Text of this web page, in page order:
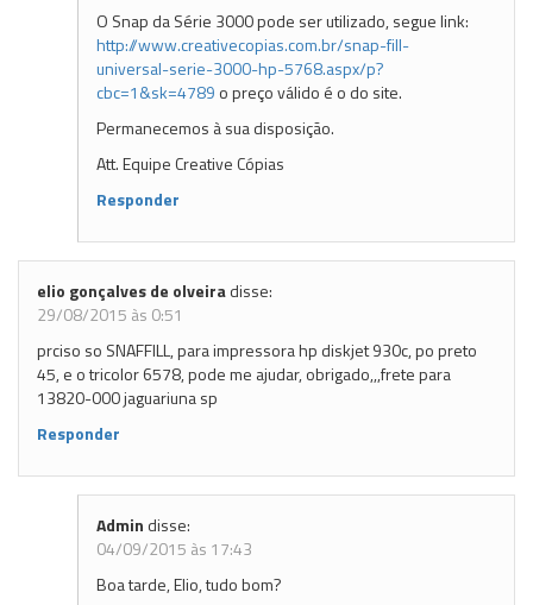
O Snap da Série 3000 pode ser utilizado, segue link:
http://www.creativecopias.com.br/snap-fill-
universal-serie-3000-hp-5768.aspx/p?
cbc=1&sk=4789 o preço válido é o do site.
Permanecemos à sua disposição.
Att. Equipe Creative Cópias
Responder
elio gonçalves de olveiradisse:
29/08/2015 às 0:51
prciso so SNAFFILL, para impressora hp diskjet 930c, po preto
45, e o tricolor 6578, pode me ajudar, obrigado,,,frete para
13820-000 jaguariuna sp
Responder
Admin disse:
04/09/2015 às 17:43
Boa tarde, Elio, tudo bom?